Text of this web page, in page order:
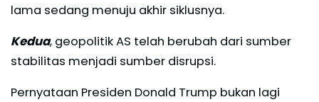
lama sedang menuju akhir siklusnya.
Kedua, geopolitik AS telah berubah dari sumber
stabilitas menjadi sumber disrupsi.
Pernyataan Presiden Donald Trump bukan lagi